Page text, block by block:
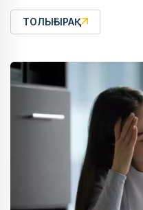
ТОЛЫҒЫРАҚ